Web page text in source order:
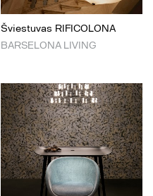
Šviestuvas RIFICOLONA
BARSELONA LIVING